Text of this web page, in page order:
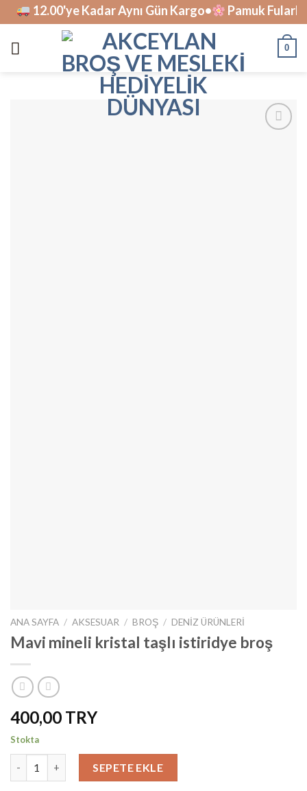
Skip
to
content
12.00'ye Kadar Aynı Gün Kargo• Pamuk Fularlar
0
ANA SAYFA / AKSESUAR / BROŞ / DENIZ ÜRÜNLERI
Mavi mineli kristal taşlı istiridye broş
400,00
Stokta
SEPETE EKLE